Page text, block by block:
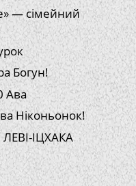
— сімейний
Богун!
Ава
Ніконьонок!
ІЦХАКА